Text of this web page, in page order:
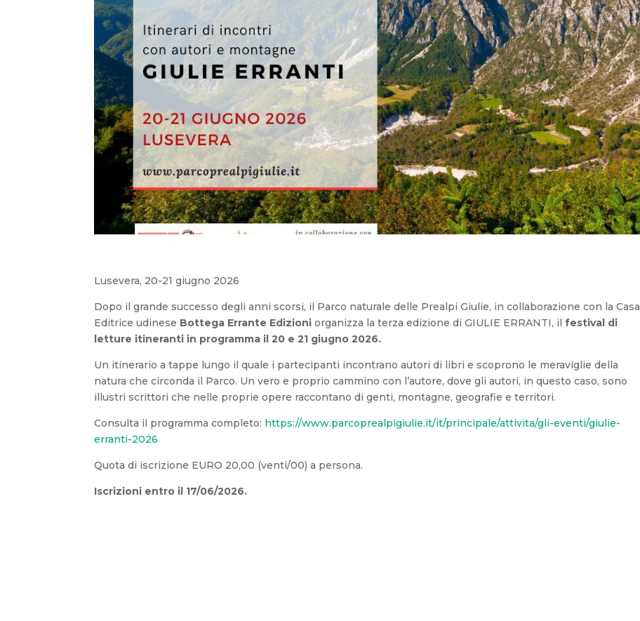
Lusevera, 20-21 giugno 2026
Dopo il grande successo degli anni scorsi, il Parco naturale delle Prealpi Giulie, in collaborazione con la Casa
Editrice udinese Bottega Errante Edizioni organizza la terza edizione di GIULIE ERRANTI, il festival di
letture itineranti in programma il 20 e 21 giugno 2026.
Un itinerario a tappe lungo il quale i partecipanti incontrano autori di libri e scoprono le meraviglie della
natura che circonda il Parco. Un vero e proprio cammino con l’autore, dove gli autori, in questo caso, sono
illustri scrittori che nelle proprie opere raccontano di genti, montagne, geografie e territori.
Consulta il programma completo: https://www.parcoprealpigiulie.it/it/principale/attivita/gli-eventi/giulie-
erranti-2026
Quota di iscrizione EURO 20,00 (venti/00) a persona.
Iscrizioni entro il 17/06/2026.